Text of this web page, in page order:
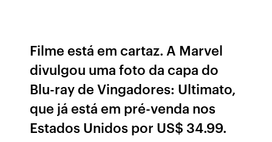
Filme está em cartaz. A Marvel
divulgou uma foto da capa do
Blu-ray de Vingadores: Ultimato,
que já está em pré-venda nos
Estados Unidos por US$ 34.99.